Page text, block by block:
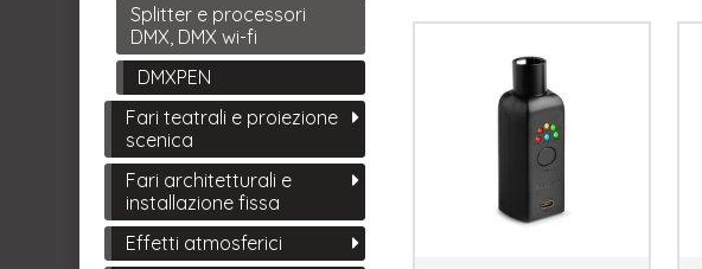
Splitter e processori
DMX, DMX wi-fi
DMXPEN
Fari teatrali e proiezione
scenica
Fari architetturali e
installazione fissa
Effetti atmosferici